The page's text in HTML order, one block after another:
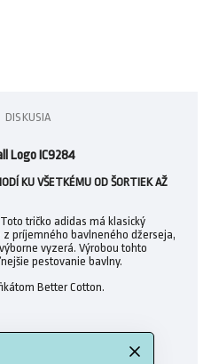
DISKUSIA
Logo IC9284
KU VŠETKÉMU OD ŠORTIEK AŽ
tričko adidas má klasický
príjemného bavlneného džerseja,
vyzerá. Výrobou tohto
pestovanie bavlny.
Better Cotton.